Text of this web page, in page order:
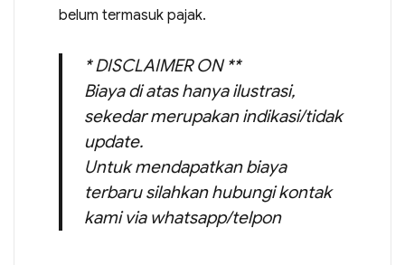
belum termasuk pajak.
* DISCLAIMER ON **
Biaya di atas hanya ilustrasi,
sekedar merupakan indikasi/tidak
update.
Untuk mendapatkan biaya
terbaru silahkan hubungi kontak
kami via whatsapp/telpon